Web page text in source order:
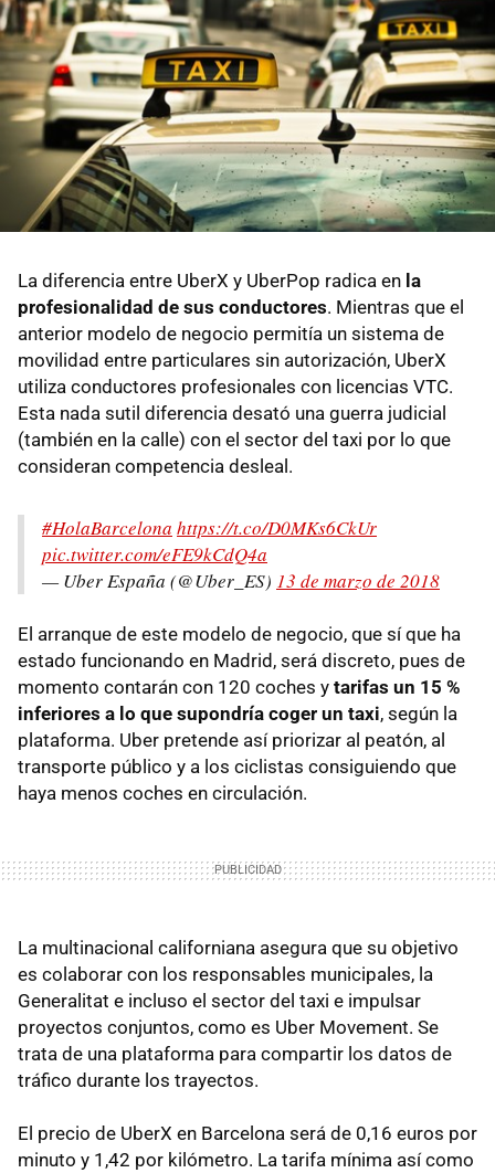
La diferencia entre UberX y UberPop radica en la
profesionalidad de sus conductores. Mientras que el
anterior modelo de negocio permitía un sistema de
movilidad entre particulares sin autorización, UberX
utiliza conductores profesionales con licencias VTC.
Esta nada sutil diferencia desató una guerra judicial
(también en la calle) con el sector del taxi por lo que
consideran competencia desleal.
#HolaBarcelona https://t.co/D0MKs6CkUr
pic.twitter.com/eFE9kCdQ4a
— Uber España (@Uber_ES) 13 de marzo de 2018
El arranque de este modelo de negocio, que sí que ha
estado funcionando en Madrid, será discreto, pues de
momento contarán con 120 coches y tarifas un 15 %
inferiores a lo que supondría coger un taxi, según la
plataforma. Uber pretende así priorizar al peatón, al
transporte público y a los ciclistas consiguiendo que
haya menos coches en circulación.
La multinacional californiana asegura que su objetivo
es colaborar con los responsables municipales, la
Generalitat e incluso el sector del taxi e impulsar
proyectos conjuntos, como es Uber Movement. Se
trata de una plataforma para compartir los datos de
tráfico durante los trayectos.
El precio de UberX en Barcelona será de 0,16 euros por
minuto y 1,42 por kilómetro. La tarifa mínima así como